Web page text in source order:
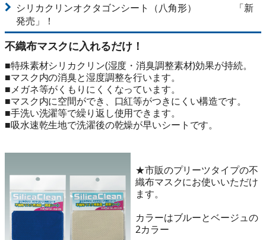
尊厳シリーズ
シリカクリンオクタゴンシート（八角形） 「新
発売」！
不織布マスクに入れるだけ！
■特殊素材シリカクリン(湿度・消臭調整素材)効果が持続。
■マスク内の消臭と湿度調整を行います。
■メガネ等がくもりにくくなっています。
■マスク内に空間ができ、口紅等がつきにくい構造です。
■手洗い洗濯等で繰り返し使用できます。
■吸水速乾生地で洗濯後の乾燥が早いシートです。
★市販のプリーツタイプの不
織布マスクにお使いいただけ
ます。
カラーはブルーとベージュの
2カラー